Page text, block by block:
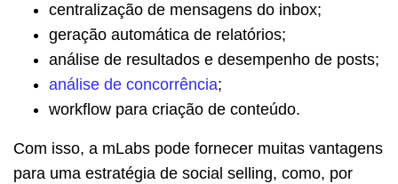
centralização de mensagens do inbox;
geração automática de relatórios;
análise de resultados e desempenho de posts;
análise de concorrência;
workflow para criação de conteúdo.
Com isso, a mLabs pode fornecer muitas vantagens
para uma estratégia de social selling, como, por